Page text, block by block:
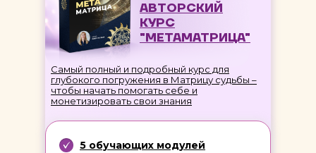
АВТОРСКИЙ
КУРС
"МЕТАМАТРИЦА"
Самый полный и подробный курс для
глубокого погружения в Матрицу судьбы –
чтобы начать помогать себе и
монетизировать свои знания
5 обучающих модулей